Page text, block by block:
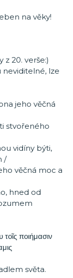
na věky!
z 20. verše:)
neviditelné, lze
jeho věčná
stvořeného
vidíny býti,
/
věčná moc a
hned od
ποιήμασιν
světa.